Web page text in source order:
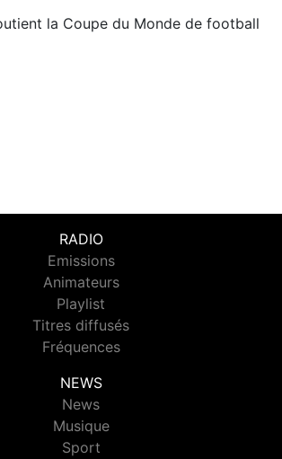
la Coupe du Monde de football
RADIO
Emissions
Animateurs
Playlist
Titres diffusés
Fréquences
NEWS
News
Musique
Sport